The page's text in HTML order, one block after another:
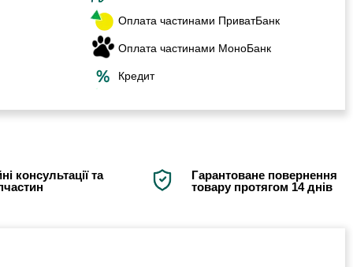
Оплата частинами ПриватБанк
Оплата частинами МоноБанк
Кредит
консультації та
Гарантоване повернення
товару протягом 14 днів